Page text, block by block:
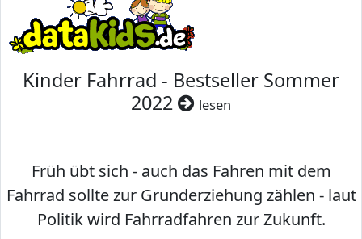
Kinder Fahrrad - Bestseller Sommer
2022
lesen
Früh übt sich - auch das Fahren mit dem
Fahrrad sollte zur Grunderziehung zählen - laut
Politik wird Fahrradfahren zur Zukunft.